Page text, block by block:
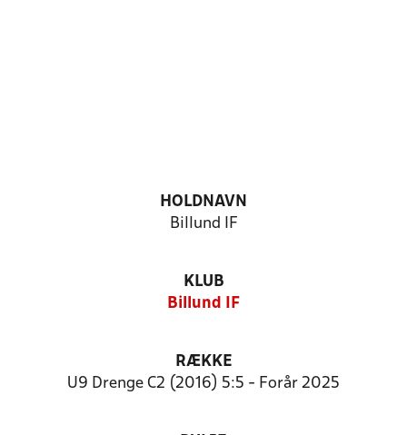
HOLDNAVN
Billund IF
KLUB
Billund IF
RÆKKE
U9 Drenge C2 (2016) 5:5 - Forår 2025